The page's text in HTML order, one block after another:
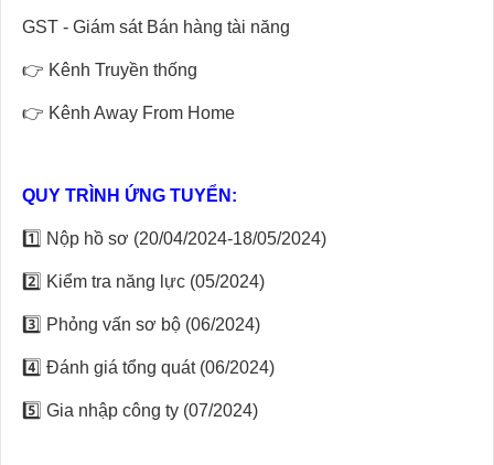
GST - Giám sát Bán hàng tài năng
👉 Kênh Truyền thống
👉 Kênh Away From Home
QUY TRÌNH ỨNG TUYỂN:
1️⃣ Nộp hồ sơ (20/04/2024-18/05/2024)
2️⃣ Kiểm tra năng lực (05/2024)
3️⃣ Phỏng vấn sơ bộ (06/2024)
4️⃣ Đánh giá tổng quát (06/2024)
5️⃣ Gia nhập công ty (07/2024)